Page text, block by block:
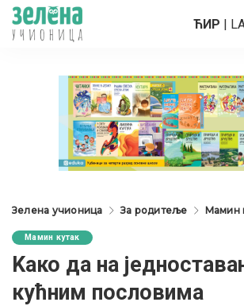
ЋИР |
Зелена учионица За родитеље Мамин
Мамин кутак
Kaко да на
кућним пословима